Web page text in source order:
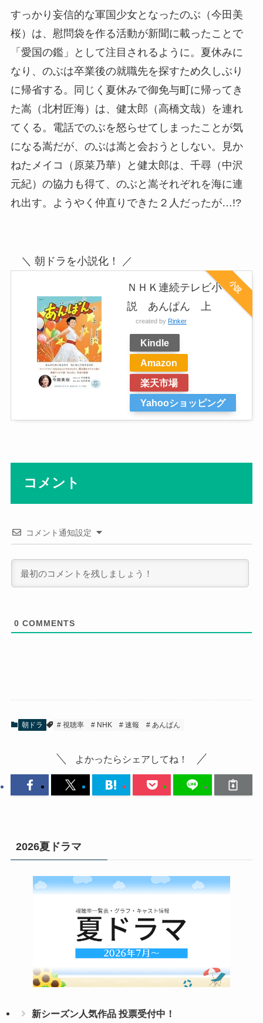
すっかり妄信的な軍国少女となったのぶ（今田美
桜）は、慰問袋を作る活動が新聞に載ったことで
「愛国の鑑」として注目されるように。夏休みに
なり、のぶは卒業後の就職先を探すため久しぶり
に帰省する。同じく夏休みで御免与町に帰ってき
た嵩（北村匠海）は、健太郎（高橋文哉）を連れ
てくる。電話でのぶを怒らせてしまったことが気
になる嵩だが、のぶは嵩と会おうとしない。見か
ねたメイコ（原菜乃華）と健太郎は、千尋（中沢
元紀）の協力も得て、のぶと嵩それぞれを海に連
れ出す。ようやく仲直りできた２人だったが…!?
＼ 朝ドラを小説化！ ／
ＮＨＫ連続テレビ小
説 あんぱん 上
created by Rinker
Kindle
Amazon
楽天市場
Yahooショッピング
小説
コメント
コメント通知設定
0 COMMENTS
朝ドラ 視聴率 NHK 速報 あんぱん
よかったらシェアしてね！
2026夏ドラマ
新シーズン人気作品 投票受付中！